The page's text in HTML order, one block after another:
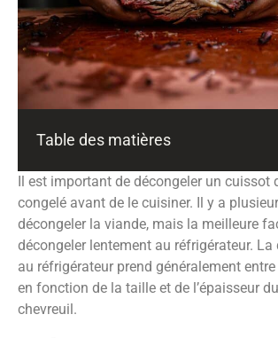
Table des matières
Il est important de décongeler un cuissot
congelé avant de le cuisiner. Il y a
décongeler la viande, mais la meilleure
décongeler lentement au réfrigérateur.
au réfrigérateur prend généralement
en fonction de la taille et de l’épaisseur
chevreuil.